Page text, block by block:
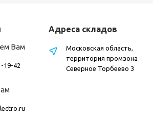
Вам
19-42
Адреса складов
Московская область,
территория промзона
Северное Торбеево 3